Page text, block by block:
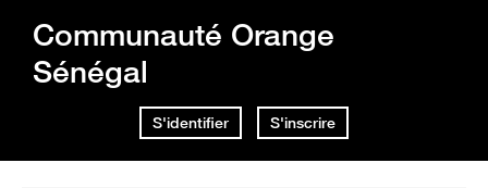
Communauté Orange
Sénégal
S'identifier S'inscrire